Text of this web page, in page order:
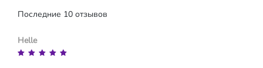
Последние 10 отзывов
Helle